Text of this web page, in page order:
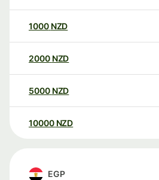
1000 NZD
2000 NZD
5000 NZD
10000 NZD
EGP